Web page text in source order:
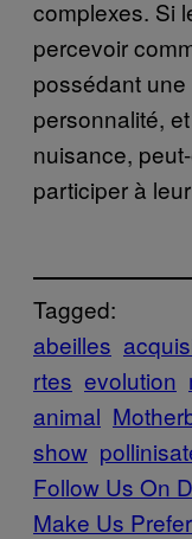
complexes. Si
percevoir
possédant
personnalité,
nuisance,
participer à
Tagged:
abeilles
rtes evolution
animal
show
Follow Us On
Make Us